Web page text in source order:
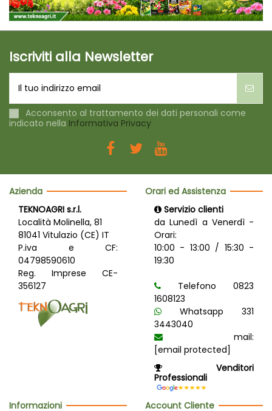
Iscriviti alla Newsletter
Acconsento al trattamento dei dati personali come
indicato nella Informativa Privacy
Azienda
TEKNOAGRI s.r.l.
Località Molinella, 81
81041 Vitulazio (CE) IT
P.iva e CF:
04798590610
Reg. Imprese CE-
356127
Orari ed Assistenza
Servizio clienti
da Lunedì a Venerdì -
Orari:
10:00 - 13:00 / 15:30 -
19:30
Telefono 0823
1608123
Whatsapp 331
3443040
mail:
[email protected]
Venditori
Professionali
Informazioni Account Cliente